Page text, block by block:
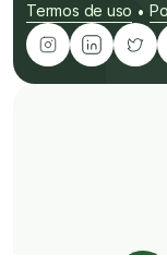
Termos de uso •